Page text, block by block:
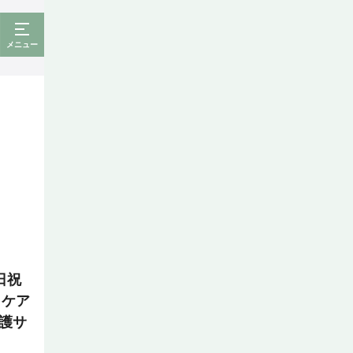
メニュー
祝
ア
サ